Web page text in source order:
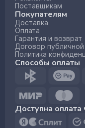
Поставщикам
Покупателям
Доставка
Оплата
Гарантия и возврат
Договор
Политика
Способы оплаты
Доступна оплата